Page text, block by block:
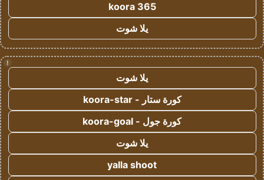
koora 365
يلا شوت
!
يلا شوت
كورة ستار - koora-star
كورة جول - koora-goal
يلا شوت
yalla shoot